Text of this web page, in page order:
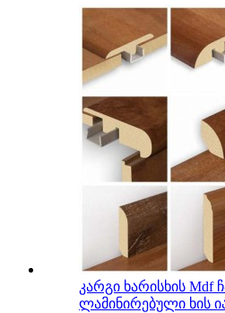
კარგი ხარისხის Mdf
ლამინირებული ხის